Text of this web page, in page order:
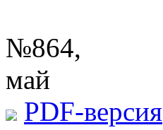
№864,
май
PDF-версия